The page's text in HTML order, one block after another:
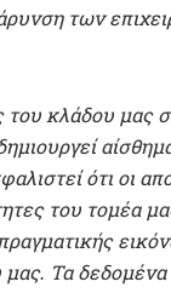
των
κλάδου μας
ότι οι
του τομέα
Τα δεδομένα